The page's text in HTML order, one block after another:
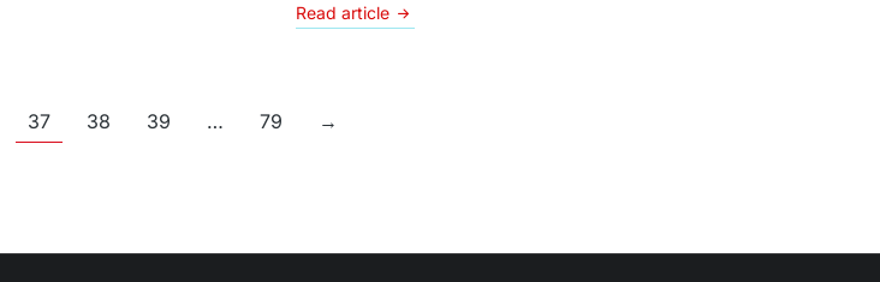
Read article
37 38 39 … 79 →